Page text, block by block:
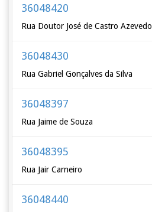
36048420
Rua Doutor José de Castro Azevedo
36048430
Rua Gabriel Gonçalves da Silva
36048397
Rua Jaime de Souza
36048395
Rua Jair Carneiro
36048440